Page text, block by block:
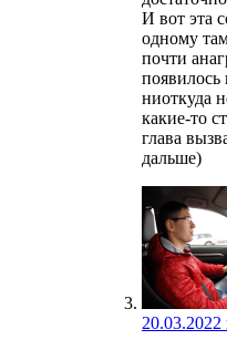
И вот эта
одному
почти
появилось
ниоткуда
какие-то
глава
дальше)
20.03.2022